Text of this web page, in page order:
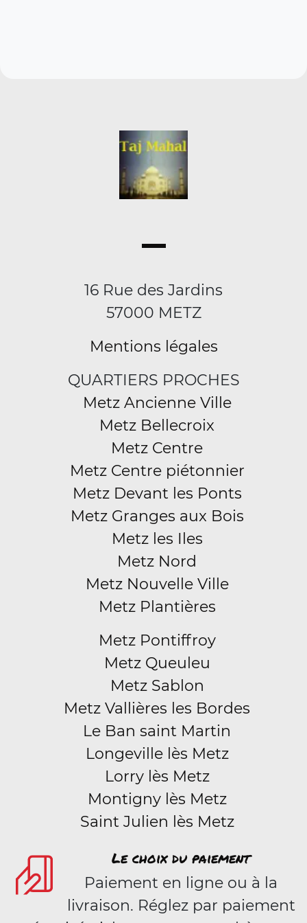
16 Rue des Jardins
57000 METZ
Mentions légales
QUARTIERS PROCHES
Metz Ancienne Ville
Metz Bellecroix
Metz Centre
Metz Centre piétonnier
Metz Devant les Ponts
Metz Granges aux Bois
Metz les Iles
Metz Nord
Metz Nouvelle Ville
Metz Plantières
Metz Pontiffroy
Metz Queuleu
Metz Sablon
Metz Vallières les Bordes
Le Ban saint Martin
Longeville lès Metz
Lorry lès Metz
Montigny lès Metz
Saint Julien lès Metz
Le choix du paiement
Paiement en ligne ou à la
livraison. Réglez par paiement